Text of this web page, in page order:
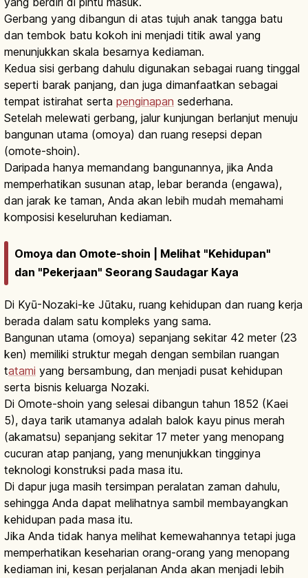
Gerbang yang dibangun di atas tujuh anak tangga batu
dan tembok batu kokoh ini menjadi titik awal yang
menunjukkan skala besarnya kediaman.
Kedua sisi gerbang dahulu digunakan sebagai ruang tinggal
seperti barak panjang, dan juga dimanfaatkan sebagai
tempat istirahat serta penginapan sederhana.
Setelah melewati gerbang, jalur kunjungan berlanjut menuju
bangunan utama (omoya) dan ruang resepsi depan
(omote-shoin).
Daripada hanya memandang bangunannya, jika Anda
memperhatikan susunan atap, lebar beranda (engawa),
dan jarak ke taman, Anda akan lebih mudah memahami
komposisi keseluruhan kediaman.
Omoya dan Omote-shoin | Melihat "Kehidupan"
dan "Pekerjaan" Seorang Saudagar Kaya
Di Kyū-Nozaki-ke Jūtaku, ruang kehidupan dan ruang kerja
berada dalam satu kompleks yang sama.
Bangunan utama (omoya) sepanjang sekitar 42 meter (23
ken) memiliki struktur megah dengan sembilan ruangan
tatami yang bersambung, dan menjadi pusat kehidupan
serta bisnis keluarga Nozaki.
Di Omote-shoin yang selesai dibangun tahun 1852 (Kaei
5), daya tarik utamanya adalah balok kayu pinus merah
(akamatsu) sepanjang sekitar 17 meter yang menopang
cucuran atap panjang, yang menunjukkan tingginya
teknologi konstruksi pada masa itu.
Di dapur juga masih tersimpan peralatan zaman dahulu,
sehingga Anda dapat melihatnya sambil membayangkan
kehidupan pada masa itu.
Jika Anda tidak hanya melihat kemewahannya tetapi juga
memperhatikan keseharian orang-orang yang menopang
kediaman ini, kesan perjalanan Anda akan menjadi lebih